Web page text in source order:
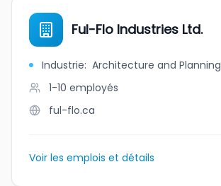
Ful-Flo Industries Ltd.
Industrie: Architecture and Planning
1-10 employés
ful-flo.ca
Voir les emplois et détails